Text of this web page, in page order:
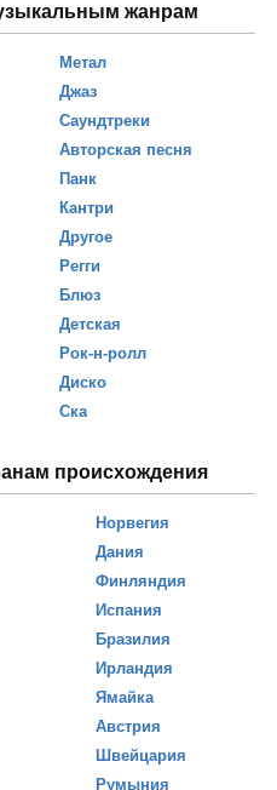
жанрам
Метал
Джаз
Саундтреки
Авторская песня
Панк
Кантри
Другое
Регги
Блюз
Детская
Рок-н-ролл
Диско
Ска
происхождения
Норвегия
Дания
Финляндия
Испания
Бразилия
Ирландия
Ямайка
Австрия
Швейцария
Румыния